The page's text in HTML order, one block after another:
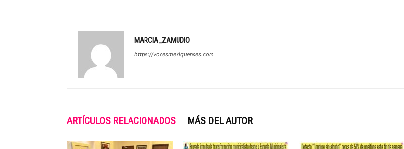
MARCIA_ZAMUDIO
https://vocesmexiquenses.com
ARTÍCULOS RELACIONADOS MÁS DEL AUTOR